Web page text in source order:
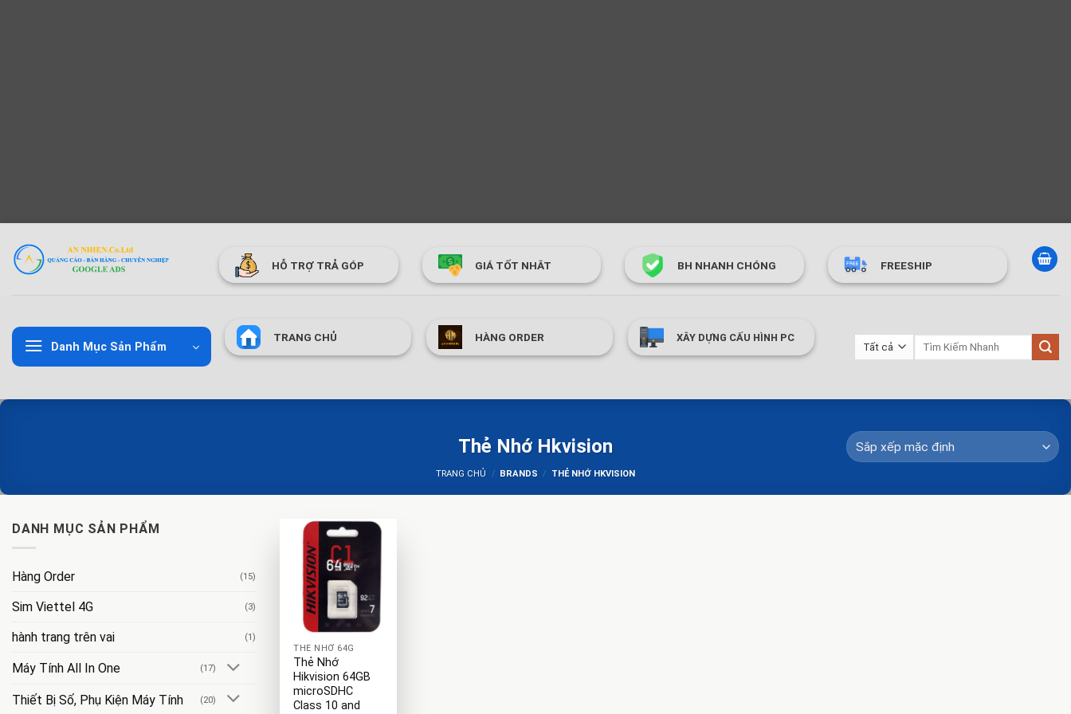
qua
HỖ TRỢ TRẢ GÓP GIÁ TỐT NHÂT BH NHANH CHÓNG FREESHIP
Danh Mục Sản Phẩm
TRANG CHỦ HÀNG ORDER XÂY DỰNG CẤU HÌNH PC
Thẻ Nhớ Hkvision
TRANG CHỦ / BRANDS / THẺ NHỚ HKVISION
DANH MỤC SẢN PHẨM
Hàng Order (15)
Sim Viettel 4G (3)
hành trang trên vai (1)
Máy Tính All In One (17)
Thiết Bị Số, Phụ Kiện Máy Tính (20)
+
THẺ NHỚ 64G
Thẻ Nhớ
Hikvision 64GB
microSDHC
Class 10 and